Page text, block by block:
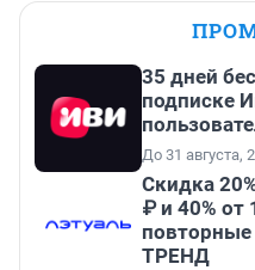
35 дней
подписке
До 31 августа,
Скидка
₽ и 40% от
ТРЕНД